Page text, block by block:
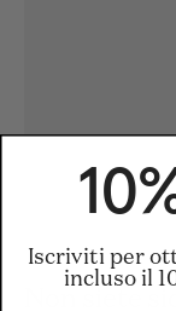
Iscriviti per
incluso il